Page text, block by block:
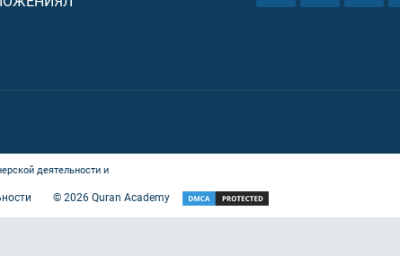
деятельности и
©2026Quran Academy